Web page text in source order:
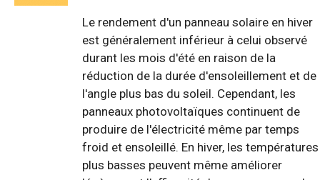
Le rendement d'un panneau solaire en hiver
est généralement inférieur à celui observé
durant les mois d'été en raison de la
réduction de la durée d'ensoleillement et de
l'angle plus bas du soleil. Cependant, les
panneaux photovoltaïques continuent de
produire de l'électricité même par temps
froid et ensoleillé. En hiver, les températures
plus basses peuvent même améliorer